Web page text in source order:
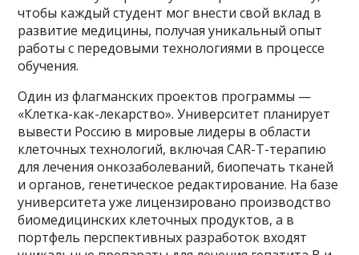
чтобы каждый студент мог внести свой вклад в
развитие медицины, получая уникальный опыт
работы с передовыми технологиями в процессе
обучения.
Один из флагманских проектов программы —
«Клетка-как-лекарство». Университет планирует
вывести Россию в мировые лидеры в области
клеточных технологий, включая CAR-T-терапию
для лечения онкозаболеваний, биопечать тканей
и органов, генетическое редактирование. На базе
университета уже лицензировано производство
биомедицинских клеточных продуктов, а в
портфель перспективных разработок входят